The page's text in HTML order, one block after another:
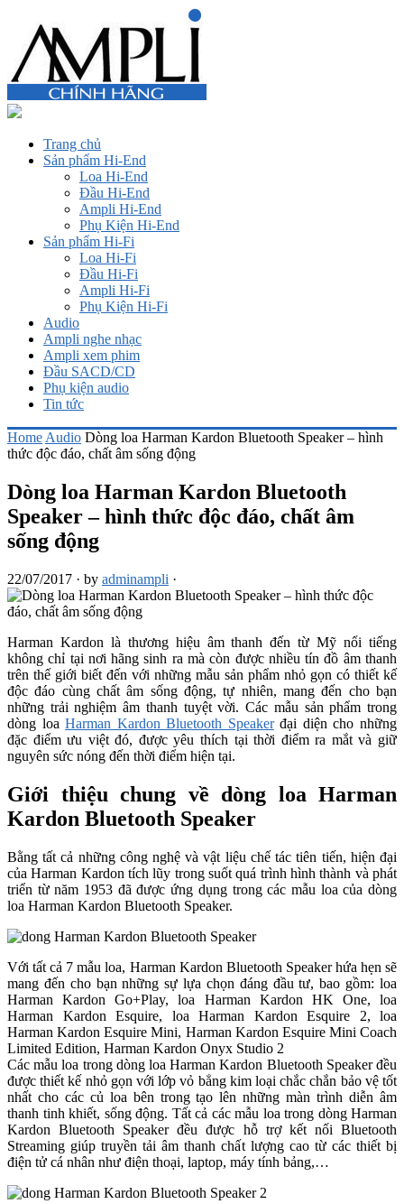
Trang chủ
Sản phẩm Hi-End
Loa Hi-End
Đầu Hi-End
Ampli Hi-End
Phụ Kiện Hi-End
Sản phẩm Hi-Fi
Loa Hi-Fi
Đầu Hi-Fi
Ampli Hi-Fi
Phụ Kiện Hi-Fi
Audio
Ampli nghe nhạc
Ampli xem phim
Đầu SACD/CD
Phụ kiện audio
Tin tức
Home Audio Dòng loa Harman Kardon Bluetooth Speaker – hình
thức độc đáo, chất âm sống động
Dòng loa Harman Kardon Bluetooth
Speaker – hình thức độc đáo, chất âm
sống động
22/07/2017 · by adminampli ·
Harman Kardon là thương hiệu âm thanh đến từ Mỹ nổi tiếng
không chỉ tại nơi hãng sinh ra mà còn được nhiều tín đồ âm thanh
trên thế giới biết đến với những mẫu sản phẩm nhỏ gọn có thiết kế
độc đáo cùng chất âm sống động, tự nhiên, mang đến cho bạn
những trải nghiệm âm thanh tuyệt vời. Các mẫu sản phẩm trong
dòng loaHarman Kardon Bluetooth Speakerđại diện cho những
đặc điểm ưu việt đó, được yêu thích tại thời điểm ra mắt và giữ
nguyên sức nóng đến thời điểm hiện tại.
Giới thiệu chung về dòng loa Harman
Kardon Bluetooth Speaker
Bằng tất cả những công nghệ và vật liệu chế tác tiên tiến, hiện đại
của Harman Kardon tích lũy trong suốt quá trình hình thành và phát
triển từ năm 1953 đã được ứng dụng trong các mẫu loa của dòng
loa Harman Kardon Bluetooth Speaker.
Với tất cả 7 mẫu loa, Harman Kardon Bluetooth Speaker hứa hẹn sẽ
mang đến cho bạn những sự lựa chọn đáng đầu tư, bao gồm: loa
Harman Kardon Go+Play, loa Harman Kardon HK One, loa
Harman Kardon Esquire, loa Harman Kardon Esquire 2, loa
Harman Kardon Esquire Mini, Harman Kardon Esquire Mini Coach
Limited Edition, Harman Kardon Onyx Studio 2
Các mẫu loa trong dòng loa Harman Kardon Bluetooth Speaker đều
được thiết kế nhỏ gọn với lớp vỏ bẳng kim loại chắc chắn bảo vệ tốt
nhất cho các củ loa bên trong tạo lên những màn trình diễn âm
thanh tinh khiết, sống động. Tất cả các mẫu loa trong dòng Harman
Kardon Bluetooth Speaker đều được hỗ trợ kết nối Bluetooth
Streaming giúp truyền tải âm thanh chất lượng cao từ các thiết bị
điện tử cá nhân như điện thoại, laptop, máy tính bảng,…